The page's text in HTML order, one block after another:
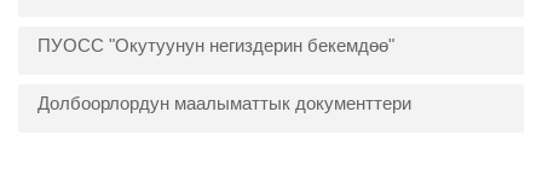
ПУОСС "Окутуунун негиздерин бекемдөө"
Долбоорлордун маалыматтык документтери